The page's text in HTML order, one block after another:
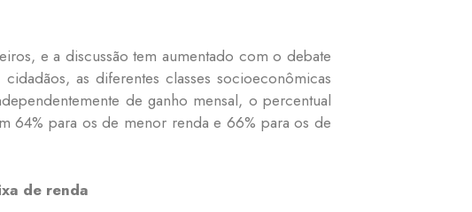
e a discussão tem aumentado com o debate
as diferentes classes socioeconômicas
de ganho mensal, o percentual
64% para os de menor renda e 66% para os de
de renda